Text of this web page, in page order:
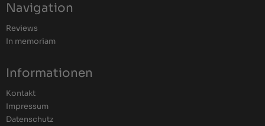
Navigation
Reviews
In memoriam
Informationen
Kontakt
Impressum
Datenschutz